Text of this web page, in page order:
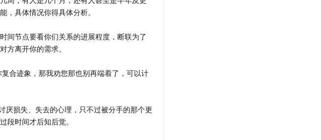
，具体情况你得具体分析。
节点要看你们关系的进展程度，断联为了
方离开你的需求。
迹象，那我劝您那也别再端着了，可以计
损失、失去的心理，只不过被分手的那个更
段时间才后知后觉。